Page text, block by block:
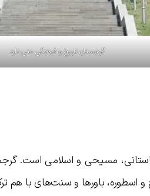
گرجستان تاریخ و فرهنگی غنی دارد
مسیحی و اسلامی است.
اسطوره، باورها و سنت‌های با هم